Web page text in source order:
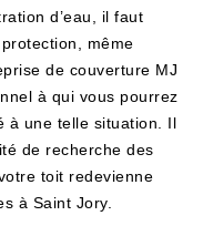
d’eau, il faut
même
de couverture MJ
à qui vous pourrez
à une telle situation. Il
de recherche des
toit redevienne
à Saint Jory.